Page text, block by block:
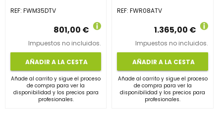
REF: FWM35DTV
801,00 €
Impuestos no incluidos.
AÑADIR A LA CESTA
Añade al carrito y sigue el proceso
de compra para ver la
disponibilidad y los precios para
profesionales.
REF:FWR08ATV
1.365,00 €
Impuestos no incluidos.
AÑADIR A LA CESTA
Añade al carrito y sigue el proceso
de compra para ver la
disponibilidad y los precios para
profesionales.